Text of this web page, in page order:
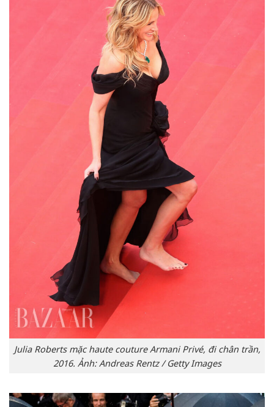
Julia Roberts mặc haute couture Armani Privé, đi chân trần,
2016. Ảnh: Andreas Rentz / Getty Images